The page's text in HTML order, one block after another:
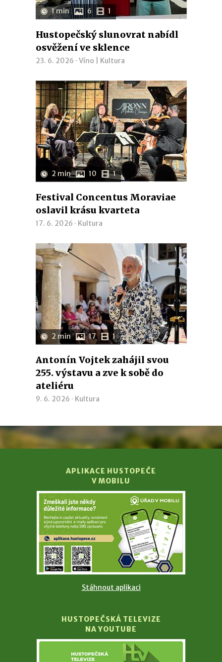
1 min 6 1
Hustopečský slunovrat nabídl
osvěžení ve sklence
23. 6. 2026 · Víno Kultura
2 min 10 1
Festival Concentus Moraviae
oslavil krásu kvarteta
17. 6. 2026 · Kultura
2 min 17 1
Antonín Vojtek zahájil svou
255. výstavu a zve k sobě do
ateliéru
9. 6. 2026 · Kultura
APLIKACE HUSTOPEČE
V MOBILU
Stáhnout aplikaci
HUSTOPEČSKÁ TELEVIZE
NA YOUTUBE